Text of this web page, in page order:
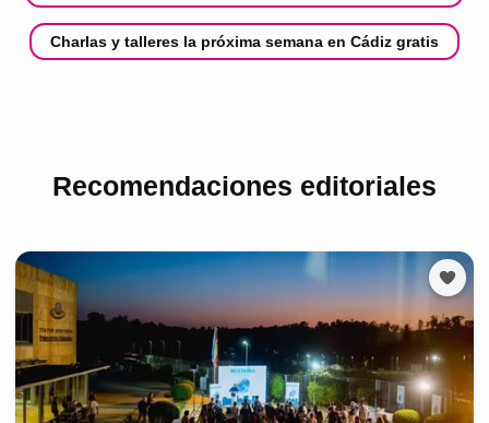
Charlas y talleres la próxima semana en Cádiz gratis
Recomendaciones editoriales